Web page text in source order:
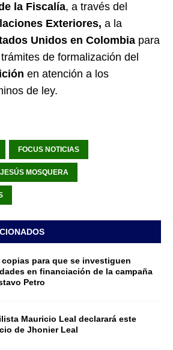
la Fiscalía, a través del
Exteriores, a la
Unidos en Colombia para
de formalización del
en atención a los
de ley.
FOCUS NOTICIAS
JESÚS MOSQUERA
para que se investiguen
en financiación de la campaña
Petro
Mauricio Leal declarará este
de Jhonier Leal